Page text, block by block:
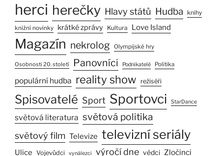
herci herečky Hlavy států Hudba knihy
knižní novinky krátké zprávy Kultura Love Island
Magazín nekrolog Olympijské hry
Osobnosti 20. století Panovníci Podnikatelé Politika
populární hudba reality show režiséři
Spisovatelé Sport Sportovci StarDance
světová literatura světová politika
světový film Televize televizní seriály
Ulice Vojevůdci vynálezci výročí dne vědci Zločinci